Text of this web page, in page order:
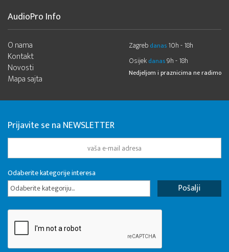
AudioPro Info
O nama
Kontakt
Novosti
Mapa sajta
Zagreb danas 10h - 18h
Osijek danas9h - 18h
Nedjeljom i praznicima ne radimo
Prijavite se na NEWSLETTER
Odaberite kategorije interesa
Odaberite kategoriju...